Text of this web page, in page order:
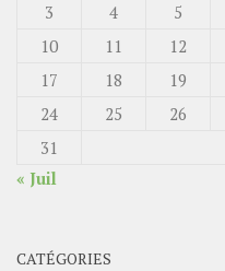
3
4 5
10
11 12
17
18 19
24
25 26
31
« Juil
CATÉGORIES